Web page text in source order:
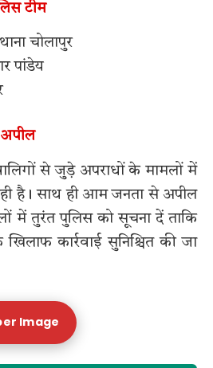
टीम
चोलापुर
पांडेय
अपील
से जुड़े अपराधों के मामलों में
है। साथ ही आम जनता से अपील
में तुरंत पुलिस को सूचना दें ताकि
कार्रवाई सुनिश्चित की जा
Image